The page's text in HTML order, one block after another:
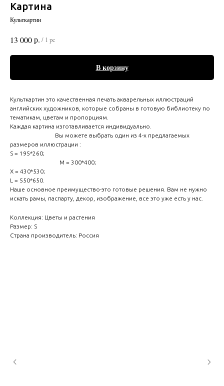
Картина
Культкартин
13 000р. / 1 pc
В корзину
Культкартин это качественная печать акварельных иллюстраций
английских художников, которые собраны в готовую библиотеку по
тематикам, цветам и пропорциям.
Каждая картина изготавливается индивидуально.
Вы можете выбрать один из 4-х предлагаемых
размеров иллюстрации :
S = 195*260;
M = 300*400;
Х = 430*530;
L = 550*650.
Наше основное преимущество-это готовые решения. Вам не нужно
искать рамы, паспарту, декор, изображение, все это уже есть у нас.
Коллекция: Цветы и растения
Размер: S
Страна производитель: Россия